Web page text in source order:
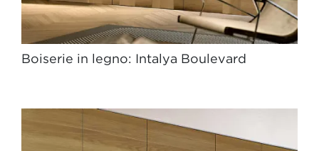
Boiserie in legno: Intalya Boulevard